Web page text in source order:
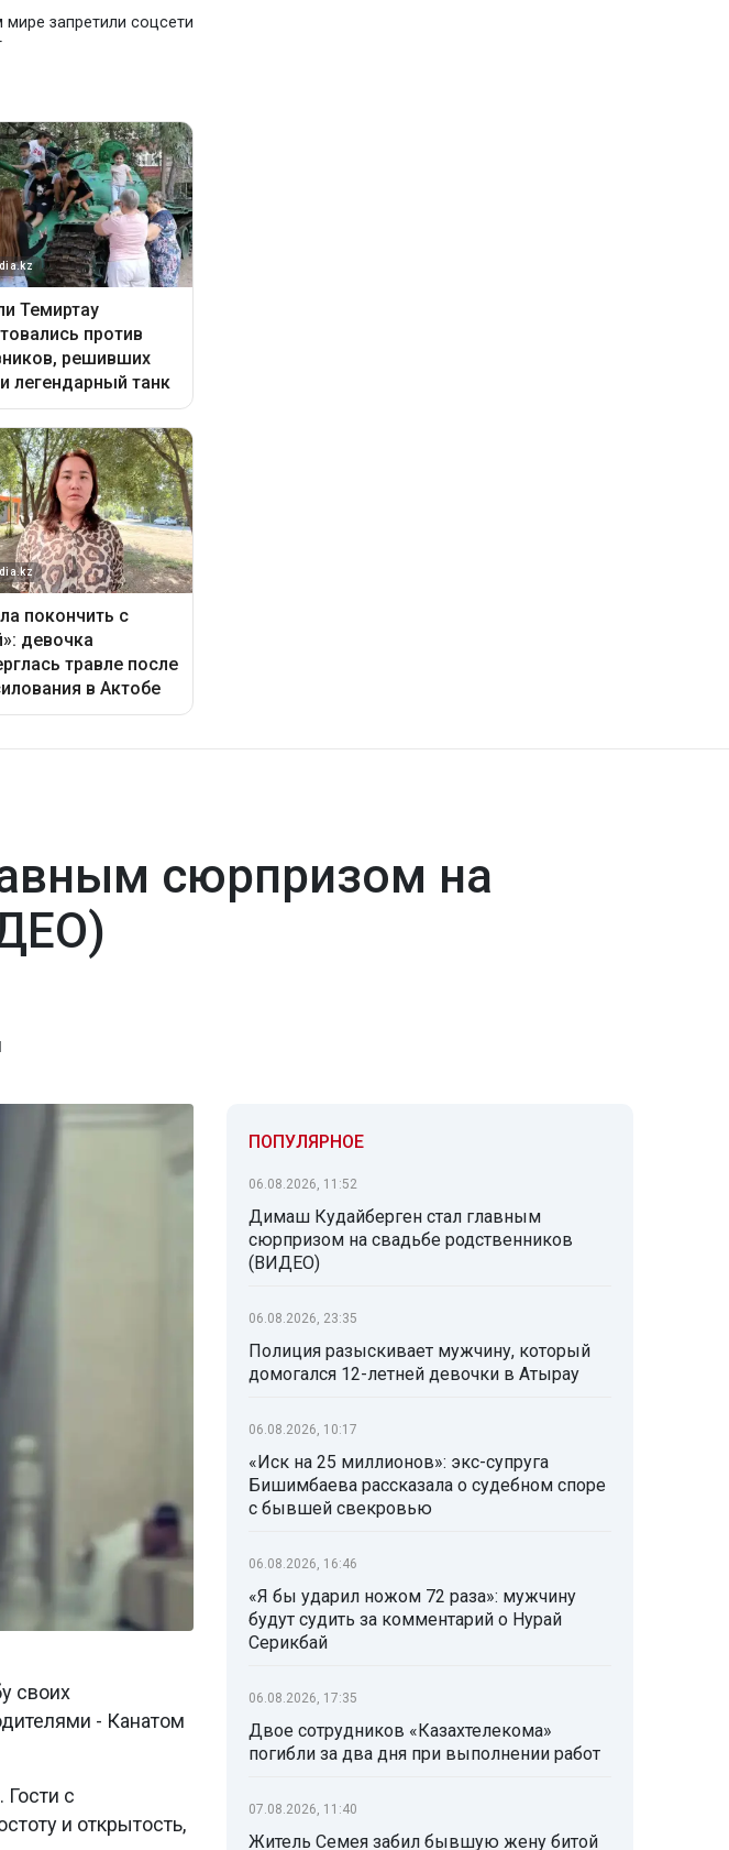
запретили соцсети
сюрпризом на
своих
- Канатом
с
и открытость,
ПОПУЛЯРНОЕ
06.08.2026, 11:52
Димаш Кудайберген стал главным
сюрпризом на свадьбе родственников
(ВИДЕО)
06.08.2026, 23:35
Полиция разыскивает мужчину, который
домогался 12-летней девочки в Атырау
06.08.2026, 10:17
«Иск на 25 миллионов»: экс-супруга
Бишимбаева рассказала о судебном споре
с бывшей свекровью
06.08.2026, 16:46
«Я бы ударил ножом 72 раза»: мужчину
будут судить за комментарий о Нурай
Серикбай
06.08.2026, 17:35
Двое сотрудников «Казахтелекома»
погибли за два дня при выполнении работ
07.08.2026, 11:40
Житель Семея забил бывшую жену битой